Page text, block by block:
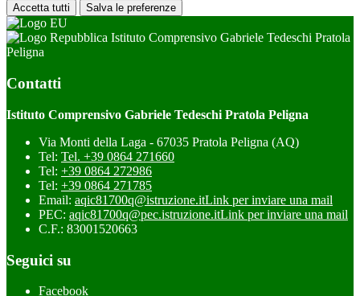
Accetta tutti Salva le preferenze
Istituto Comprensivo Gabriele Tedeschi Pratola
Peligna
Contatti
Istituto Comprensivo Gabriele Tedeschi Pratola Peligna
Via Monti della Laga - 67035 Pratola Peligna (AQ)
Tel: Tel. +39 0864 271660
Tel: +39 0864 272986
Tel: +39 0864 271785
Email: aqic81700q@istruzione.itLink per inviare una mail
PEC: aqic81700q@pec.istruzione.itLink per inviare una mail
C.F.: 83001520663
Seguici su
Facebook